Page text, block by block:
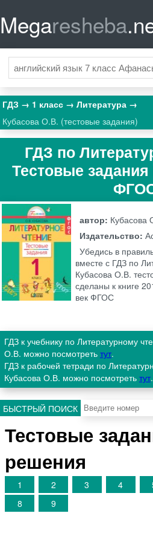
Megaresheba
ГДЗ 1 класс
Литература
Кубасова О.В. (тестовые задания)
ГДЗ по
Тестовые
автор: Кубасова
Издательство:
Убедись в
вместе с ГДЗ по
Кубасова О.В.
сделаны к книге
век ФГОС
ГДЗ к учебнику по Литературному
О.В. можно посмотреть тут.
ГДЗ к рабочей тетради по
Кубасова О.В. можно посмотреть тут.
БЫСТРЫЙ ПОИСК
Тестовые
решения
1 2 3 4
8
9